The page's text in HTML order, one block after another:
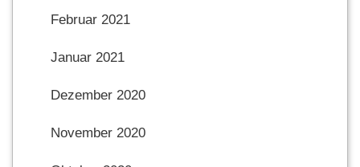
Februar 2021
Januar 2021
Dezember 2020
November 2020